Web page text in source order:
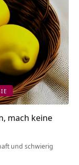
mach keine
und schwierig